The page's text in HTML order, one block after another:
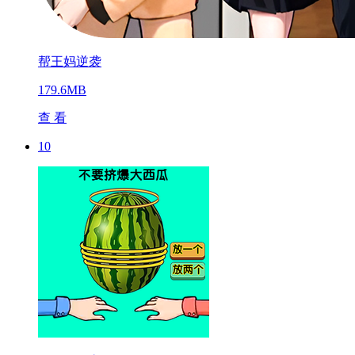
帮王妈逆袭
179.6MB
查 看
10